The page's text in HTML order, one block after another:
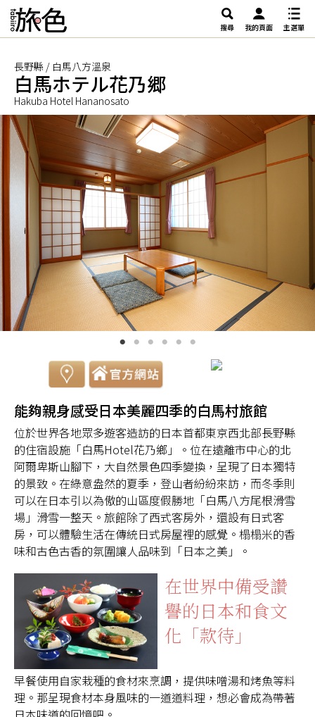
搜尋 我的頁面 主選單
長野縣 / 白馬八方溫泉
白馬ホテル花乃郷
Hakuba Hotel Hananosato
能夠親身感受日本美麗四季的白馬村旅館
位於世界各地眾多遊客造訪的日本首都東京西北部長野縣
的住宿設施「白馬Hotel花乃鄉」。位在遠離市中心的北
阿爾卑斯山腳下，大自然景色四季變換，呈現了日本獨特
的景致。在綠意盎然的夏季，登山者紛紛來訪，而冬季則
可以在日本引以為傲的山區度假勝地「白馬八方尾根滑雪
場」滑雪一整天。旅館除了西式客房外，還設有日式客
房，可以體驗生活在傳統日式房屋裡的感覺。榻榻米的香
味和古色古香的氛圍讓人品味到「日本之美」。
在世界中備受讚
譽的日本和食文
化「款待」
早餐使用自家栽種的食材來烹調，提供味噌湯和烤魚等料
理。那呈現食材本身風味的一道道料理，想必會成為帶著